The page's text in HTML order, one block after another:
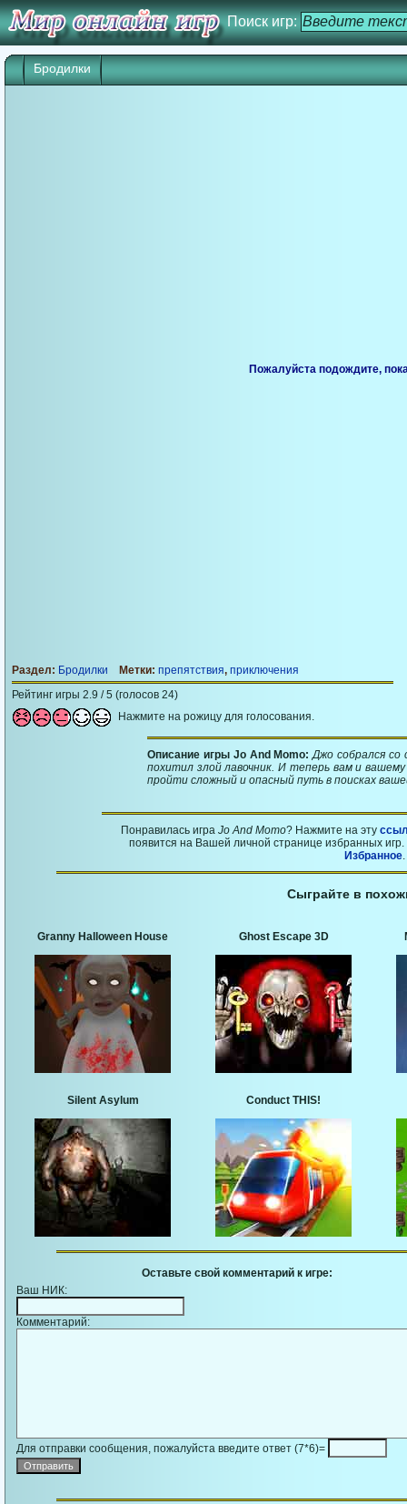
Поиск игр:
Бродилки
Игра начнется через 25 сек. Кликните
Раздел: Бродилки Метки: препятствия, приключения
Рейтинг игры 2.9 / 5 (голосов 24)
Нажмите на рожицу для голосования.
Описание игры Jo And Momo:Джо собрался со
похитил злой лавочник. И теперь вам и
пройти сложный и опасный путь в поисках
Понравилась игра Jo And Momo? Нажмите на эту
появится на Вашей личной странице избранных
Избранное.
Сыграйте в
Granny Halloween House Ghost Escape 3D
Silent Asylum Conduct THIS!
Оставьте свой комментарий к игре:
Ваш НИК:
Комментарий:
Для отправки сообщения, пожалуйста введите ответ (7*6)=